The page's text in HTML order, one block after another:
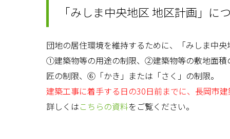
「みしま中央地区 地区計画」に
団地の居住環境を維持するために、「みしま中
①建築物等の用途の制限、②建築物等の敷地面
匠の制限、⑥「かき」または「さく」の制限。
建築工事に着手する日の30日前までに、長岡市
詳しくはこちらの資料をご覧ください。